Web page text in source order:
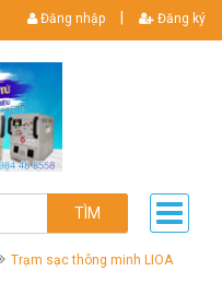
Đăng nhập Đăng ký
TÌM
Trạm sạc thông minh LIOA